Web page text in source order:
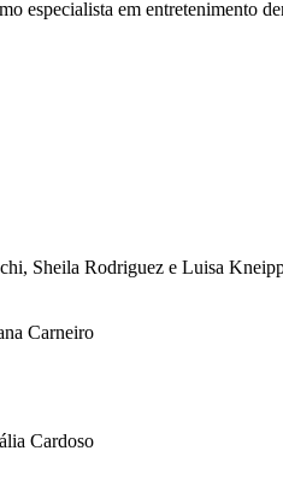
especialista em entretenimento
Sheila Rodriguez e Luisa
Carneiro
Cardoso